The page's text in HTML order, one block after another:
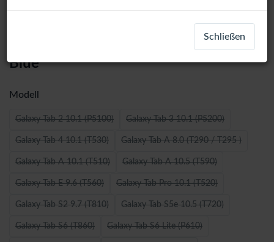
360 Rotating Samsung Tablet Case -
Tab S10 Ultra 5G (SM-X920) -Light
Blue
Modell
Galaxy Tab 2 10.1 (P5100) Galaxy Tab 3 10.1 (P5200)
Galaxy Tab 4 10.1 (T530) Galaxy Tab A 8.0 (T290 / T295 )
Galaxy Tab A 10.1 (T510) Galaxy Tab A 10.5 (T590)
Galaxy Tab E 9.6 (T560) Galaxy Tab Pro 10.1 (T520)
Galaxy Tab S2 9.7 (T810) Galaxy Tab S5e 10.5 (T720)
Galaxy Tab S6 (T860) Galaxy Tab S6 Lite (P610)
Schließen